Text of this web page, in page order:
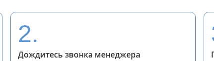
2.
Дождитесь звонка менеджера